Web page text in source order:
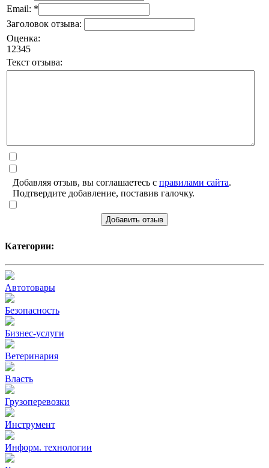
Email: *
Заголовок отзыва:
Оценка:
1 2345
Текст отзыва:
Добавляя отзыв, вы соглашаетесь с правилами сайта.
Подтвердите добавление, поставив галочку.
Добавить отзыв
Категории:
Автотовары
Безопасность
Бизнес-услуги
Ветеринария
Власть
Грузоперевозки
Инструмент
Информ. технологии